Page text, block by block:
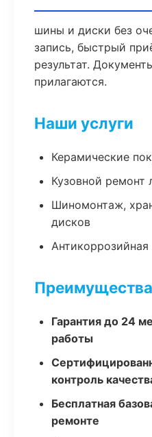
шины и диски без
запись, быстрый
результат.
прилагаются.
Наши услуги
Керамические
Кузовной
Шиномонтаж,
дисков
Антикоррозийная
Гарантия до 24
работы
контроль
Бесплатная
ремонте